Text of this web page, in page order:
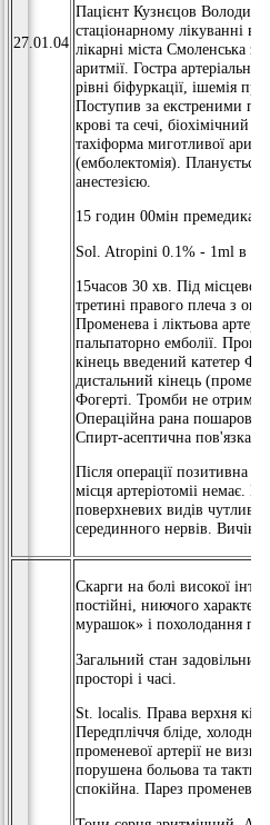
27.01.04
Пацієнт Кузнєцов
стаціонарному лікуванні в
лікарні міста Смоленська з
аритмії. Гостра артеріальна
рівні біфуркації, ішемія
Поступив за екстреними
крові та сечі, біохімічний
тахіформа миготливої
(емболектомія). Планується
анестезією.
15 годин 00мін
Sol. Atropini 0.1% - 1ml в /
15часов 30 хв. Під
третині правого плеча з
Променева і ліктьова
пальпаторно емболії.
кінець введений катетер
дистальний кінець
Фогерті. Тромби не
Операційна рана пошарово
Спирт-асептична пов'язка.
Після операції позитивна
місця артеріотоміі немає.
поверхневих видів
серединного нервів.
Скарги на болі високої
постійні, ниючого
мурашок» і похолодання
Загальний стан
просторі і часі.
St. localis. Права верхня
Передпліччя бліде, холодне
променевої артерії не
порушена больова та
спокійна. Парез